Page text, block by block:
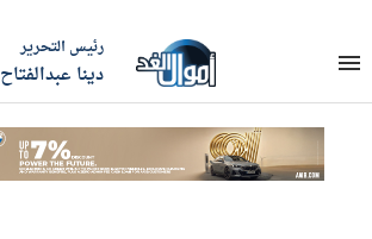
رئيس التحرير
دينا عبدالفتاح